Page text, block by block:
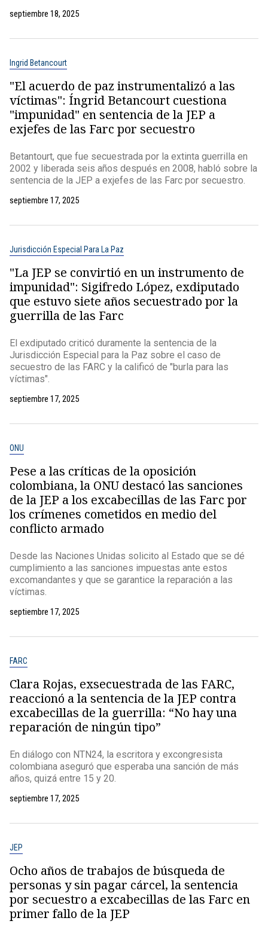
septiembre 18, 2025
Ingrid Betancourt
"El acuerdo de paz instrumentalizó a las
víctimas": Íngrid Betancourt cuestiona
"impunidad" en sentencia de la JEP a
exjefes de las Farc por secuestro
Betantourt, que fue secuestrada por la extinta guerrilla en
2002 y liberada seis años después en 2008, habló sobre la
sentencia de la JEP a exjefes de las Farc por secuestro.
septiembre 17, 2025
Jurisdicción Especial Para La Paz
"La JEP se convirtió en un instrumento de
impunidad": Sigifredo López, exdiputado
que estuvo siete años secuestrado por la
guerrilla de las Farc
El exdiputado criticó duramente la sentencia de la
Jurisdicción Especial para la Paz sobre el caso de
secuestro de las FARC y la calificó de "burla para las
víctimas".
septiembre 17, 2025
ONU
Pese a las críticas de la oposición
colombiana, la ONU destacó las sanciones
de la JEP a los excabecillas de las Farc por
los crímenes cometidos en medio del
conflicto armado
Desde las Naciones Unidas solicito al Estado que se dé
cumplimiento a las sanciones impuestas ante estos
excomandantes y que se garantice la reparación a las
víctimas.
septiembre 17, 2025
FARC
Clara Rojas, exsecuestrada de las FARC,
reaccionó a la sentencia de la JEP contra
excabecillas de la guerrilla: “No hay una
reparación de ningún tipo”
En diálogo con NTN24, la escritora y excongresista
colombiana aseguró que esperaba una sanción de más
años, quizá entre 15 y 20.
septiembre 17, 2025
JEP
Ocho años de trabajos de búsqueda de
personas y sin pagar cárcel, la sentencia
por secuestro a excabecillas de las Farc en
primer fallo de la JEP